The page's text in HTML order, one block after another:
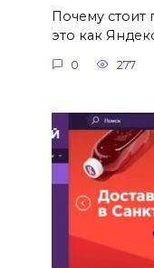
Почему стоит
это как
0 277